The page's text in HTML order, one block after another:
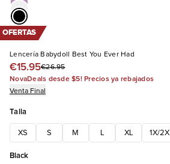
OFERTAS
Lencería Babydoll Best You Ever Had
€15.95€26.95
NovaDeals desde $5! Precios ya rebajados
Venta Final
Talla
XS S M XL 1X/2X
Black